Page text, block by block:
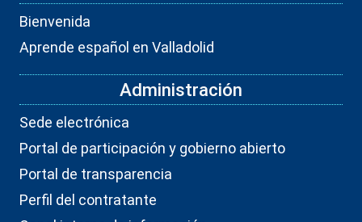
Bienvenida
Aprende español en Valladolid
Administración
Sede electrónica
Portal de participación y gobierno abierto
Portal de transparencia
Perfil del contratante